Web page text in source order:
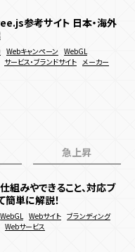
AI機能 予約機能
店舗誘引 EC誘引
参考サイト 日本・海外
Webキャンペーン WebGL
サービス・ブランドサイト メーカー
業種別に徹底解説！国内・
を網羅
ブランディング
的な販促キャンペーン施
な実施方法などを解説
キャンペーン ECサイト 決済機能
急上昇
組みやできること、対応ブ
簡単に解説！
WebGL Webサイト ブランディング
Webサービス
ンの成功事例36選！
でバズった面白
Webキャンペーン Instagram
ンタメ要素 アクション・リズム
業種別に徹底解説！国内・
を網羅
Instagram ブランディング